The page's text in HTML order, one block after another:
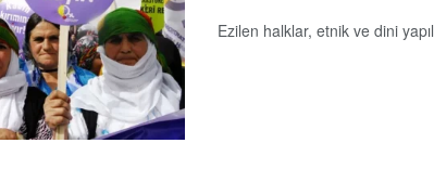
Ezilen halklar, etnik ve dini